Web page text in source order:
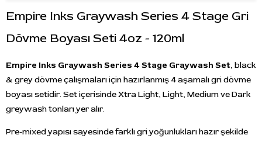
Empire Inks Graywash Series 4 Stage Gri
Dövme Boyası Seti 4oz - 120ml
Empire Inks Graywash Series 4 Stage Graywash Set, black
& grey dövme çalışmaları için hazırlanmış 4 aşamalı gri dövme
boyası setidir. Set içerisinde Xtra Light, Light, Medium ve Dark
greywash tonları yer alır.
Pre-mixed yapısı sayesinde farklı gri yoğunlukları hazır şekilde